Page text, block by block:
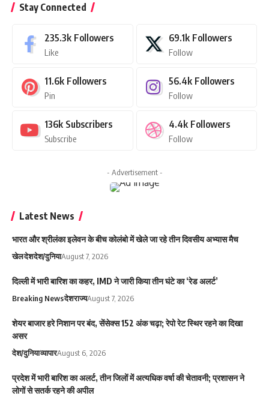
Stay Connected
235.3k Followers
Like
69.1k Followers
Follow
11.6k Followers
Pin
56.4k Followers
Follow
136k Subscribers
Subscribe
4.4k Followers
Follow
- Advertisement -
Latest News
भारत और श्रीलंका इलेवन के बीच कोलंबो में खेले जा रहे तीन दिवसीय अभ्यास मैच
खेलदेशदेश/दुनियाAugust 7, 2026
दिल्ली में भारी बारिश का कहर, IMD ने जारी किया तीन घंटे का ‘रेड अलर्ट’
Breaking Newsदेशराज्यAugust 7, 2026
शेयर बाजार हरे निशान पर बंद, सेंसेक्स 152 अंक चढ़ा; रेपो रेट स्थिर रहने का दिखा
असर
देश/दुनियाव्यापारAugust 6, 2026
प्रदेश में भारी बारिश का अलर्ट, तीन जिलों में अत्यधिक वर्षा की चेतावनी; प्रशासन ने
लोगों से सतर्क रहने की अपील